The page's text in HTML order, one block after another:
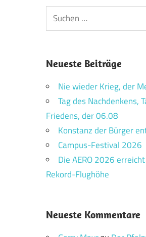
Suchen
nach:
Neueste Beiträge
Nie wieder Krieg, der
Tag des Nachdenkens,
Friedens, der 06.08
Konstanz der Bürger
Campus-Festival 2026
Die AERO 2026
Rekord-Flughöhe
Neueste Kommentare